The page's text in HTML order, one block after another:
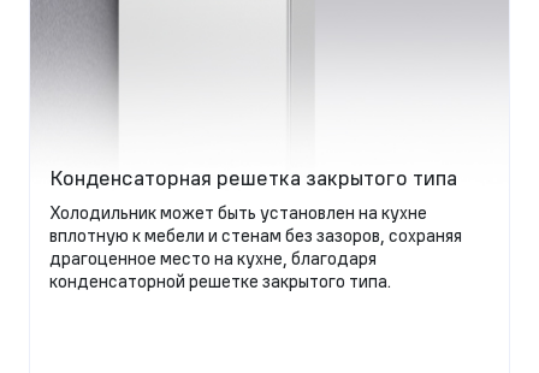
Конденсаторная решетка закрытого типа
Холодильник может быть установлен на кухне
вплотную к мебели и стенам без зазоров, сохраняя
драгоценное место на кухне, благодаря
конденсаторной решетке закрытого типа.